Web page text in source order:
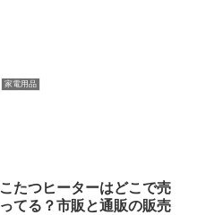
家電用品
こたつヒーターはどこで売
ってる？市販と通販の販売